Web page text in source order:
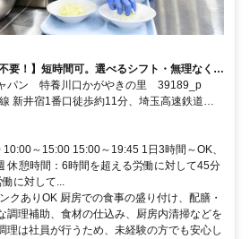
要！】短時間可。選べるシフト・無理なく安
パン 特養川口かがやきの里 39189_p
新井宿1番口徒歩約11分、埼玉高速鉄道線
埼玉高速鉄道線 戸塚安行1番口徒歩約36分
～15:00 15:00～19:45 1日3時間～OK、
休憩時間：6時間を超える労働に対して45分
に対して...
クありOK 厨房での食事の盛り付け、配膳・
調理補助、食材の仕込み、厨房内清掃などを
理は社員が行うため、未経験の方でも安心し